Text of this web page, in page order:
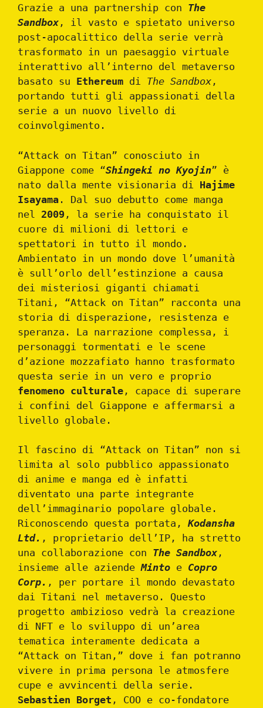
Grazie a una partnership con The
Sandbox , il vasto e spietato universo
post-apocalittico della serie verrà
trasformato in un paesaggio virtuale
interattivo all’interno del metaverso
basato su Ethereum di The Sandbox ,
portando tutti gli appassionati della
serie a un nuovo livello di
coinvolgimento.
“Attack on Titan” conosciuto in
Giappone come “Shingeki no Kyojin” è
nato dalla mente visionaria di
Hajime
Isayama . Dal suo debutto come manga
nel 2009 , la serie ha conquistato il
cuore di milioni di lettori e
spettatori in tutto il mondo.
Ambientato in un mondo dove l’umanità
è sull’orlo dell’estinzione a causa
dei misteriosi giganti chiamati
Titani, “Attack on Titan” racconta una
storia di disperazione, resistenza e
speranza. La narrazione complessa, i
personaggi tormentati e le scene
d’azione mozzafiato hanno trasformato
questa serie in un vero e proprio
fenomeno culturale , capace di superare
i confini del Giappone e affermarsi a
livello globale.
Il fascino di “Attack on Titan” non si
limita al solo pubblico appassionato
di anime e manga ed è infatti
diventato una parte integrante
dell’immaginario popolare globale.
Riconoscendo questa portata,
Kodansha
Ltd. , proprietario dell’IP, ha stretto
una collaborazione con The Sandbox ,
insieme alle aziendeMinto e Copro
Corp. , per portare il mondo devastato
dai Titani nel metaverso. Questo
progetto ambizioso vedrà la creazione
di NFT e lo sviluppo di un’area
tematica interamente dedicata a
“Attack on Titan,” dove i fan potranno
vivere in prima persona le atmosfere
cupe e avvincenti della serie.
Sebastien Borget , COO e co-fondatore